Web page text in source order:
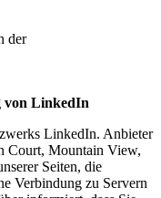
der
von LinkedIn
LinkedIn. Anbieter
Court, Mountain View,
Seiten, die
Verbindung zu Servern